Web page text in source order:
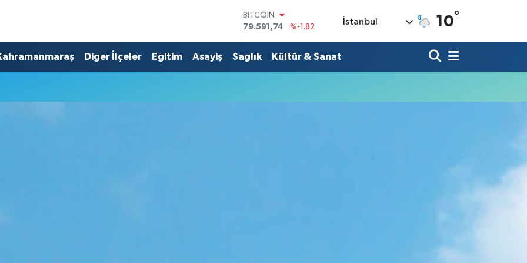
BITCOIN
79.591,74
%-1.82
EURO
53,38690
%0.19
İstanbul 10°
Diğer İlçeler Eğitim Asayiş Sağlık Kültür & Sanat